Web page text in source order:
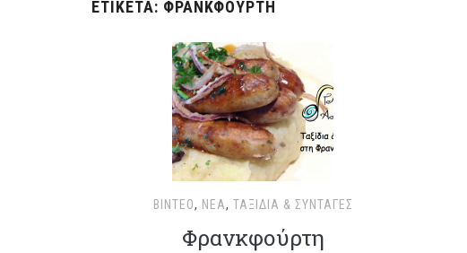
ΕΤΙΚΈΤΑ: ΦΡΑΝΚΦΟΎΡΤΗ
ΒΊΝΤΕΟ, ΝΈΑ, ΤΑΞΊΔΙΑ & ΣΥΝΤΑΓΈΣ
Φρανκφούρτη